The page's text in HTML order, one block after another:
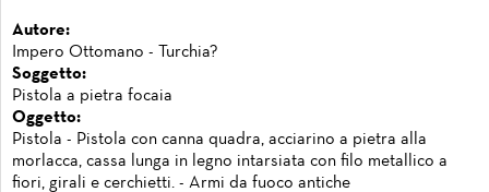
Autore:
Impero Ottomano - Turchia?
Soggetto:
Pistola a pietra focaia
Oggetto:
Pistola - Pistola con canna quadra, acciarino a pietra alla
morlacca, cassa lunga in legno intarsiata con filo metallico a
fiori, girali e cerchietti. - Armi da fuoco antiche